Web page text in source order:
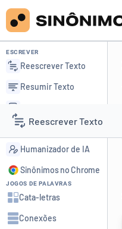
Reescrever Texto
Resumir Texto
Corrigir Texto
Detector de IA
ESCREVER
Reescrever Texto
Resumir Texto
Detector de IA
Humanizador de IA
Sinônimos no Chrome
JOGOS DE PALAVRAS
Cata-letras
Conexões